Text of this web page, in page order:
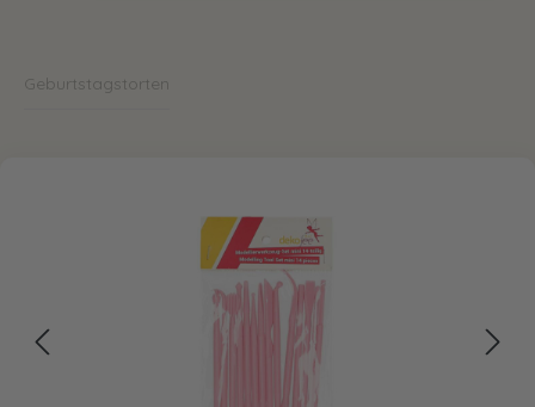
Geburtstagstorten
Bildergalerie überspringen